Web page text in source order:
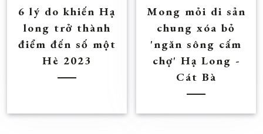
6 lý do khiến Hạ
long trở thành
điểm đến số một
Hè 2023
Mong mỏi di sản
chung xóa bỏ
'ngăn sông cấm
chợ' Hạ Long -
Cát Bà